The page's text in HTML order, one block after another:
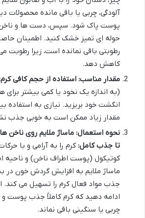
آلودگی، چربی یا باقی مانده محصولات
پوست پاک شود. سپس، دست ها و ناخن
حوله ای تمیز خشک کنید. اطمینان
رطوبتی باقی نمانده است، زیرا رطوبت
کاهش دهد.
مقدار مناسب: استفاده از حجم کافی
(به اندازه یک نخود یا کمی بیشتر
انگشت خود بریزید. نیازی به استفاده
مقدار زیاد ممکن است به خوبی جذب
نحوه استعمال: ماساژ ملایم روی ناخن
تا جذب کامل: کرم را به آرامی و با
کوتیکول (پوست اطراف ناخن) و ناحیه
ماساژ ملایم به افزایش گردش خون در
جذب مواد فعال کرم را تسهیل می کند.
ادامه دهید که کرم کاملاً جذب پوست و
چربی یا سنگینی باقی نماند.